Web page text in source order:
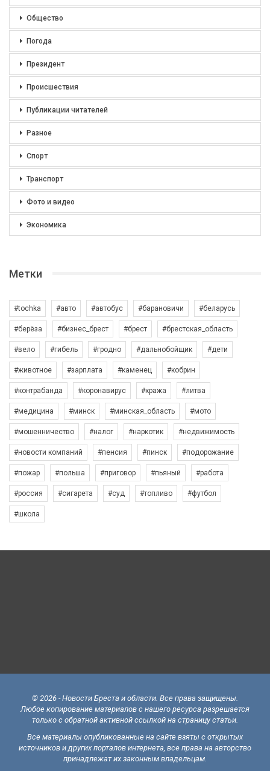
Общество
Погода
Президент
Происшествия
Публикации читателей
Разное
Спорт
Транспорт
Фото и видео
Экономика
Метки
#tochka #авто #автобус #барановичи #беларусь
#берёза #бизнес_брест #брест #брестская_область
#вело #гибель #гродно #дальнобойщик #дети
#животное #зарплата #каменец #кобрин
#контрабанда #коронавирус #кража #литва
#медицина #минск #минская_область #мото
#мошенничество #налог #наркотик #недвижимость
#новости компаний #пенсия #пинск #подорожание
#пожар #польша #приговор #пьяный #работа
#россия #сигарета #суд #топливо #футбол
#школа
© 2026 - Новости Бреста и области. Все права защищены.
Любое копирование материалов с нашего ресурса разрешается
только с обратной активной ссылкой на страницу статьи.
Все материалы опубликованные на сайте взяты с открытых
источников и других порталов интернета, все права на авторство
принадлежат их законным владельцам.